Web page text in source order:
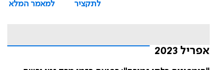
לתקציר
למאמר המלא
אפריל 2023